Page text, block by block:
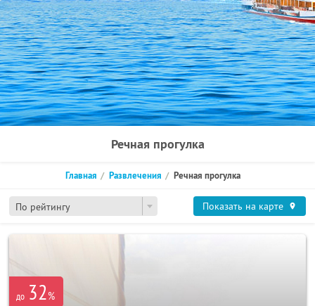
Речная прогулка
По рейтингу
Главная Развлечения Речная прогулка
Показать на карте
до 32%